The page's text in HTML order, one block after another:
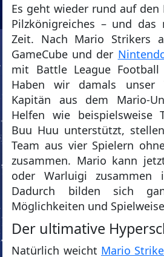
Es geht wieder rund auf den
Pilzkönigreiches – und das
Zeit. Nach Mario Strikers
GameCube und der
mit Battle League Football
Haben wir damals unser
Kapitän aus dem Mario-
Helfen wie beispielsweise
Buu Huu unterstützt,
Team aus vier Spielern
zusammen. Mario kann
oder Warluigi zusammen
Dadurch bilden sich
Möglichkeiten und
Der ultimative
Natürlich weicht Mario